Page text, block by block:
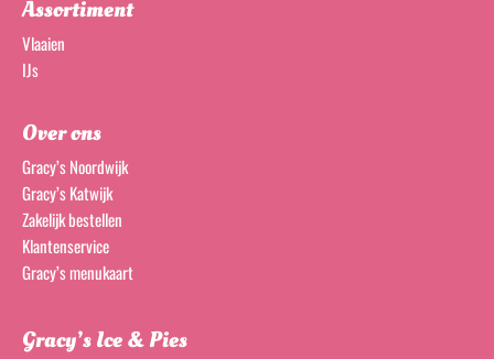
Assortiment
Vlaaien
IJs
Over ons
Gracy’s Noordwijk
Gracy’s Katwijk
Zakelijk bestellen
Klantenservice
Gracy’s menukaart
Gracy’s Ice & Pies